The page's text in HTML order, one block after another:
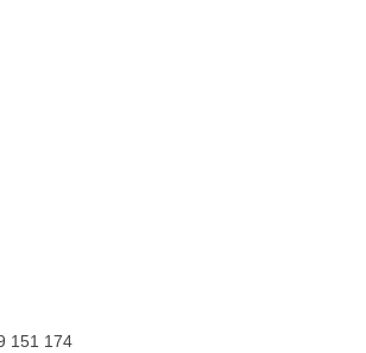
151 174